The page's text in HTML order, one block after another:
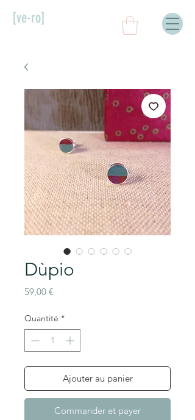
[ve-ro]
Dùpio
59,00 €Prix
Quantité *
Ajouter au panier
Commander et payer